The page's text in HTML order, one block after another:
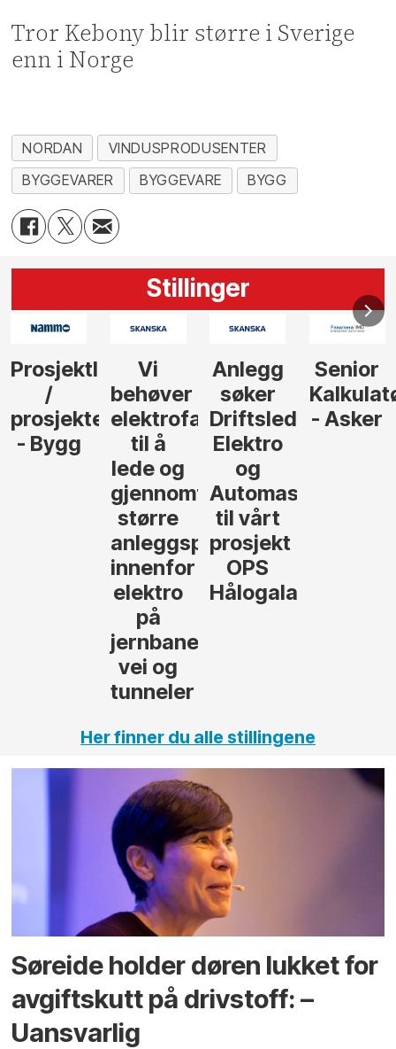
Tror Kebony blir større i Sverige
enn i Norge
NORDAN
VINDUSPRODUSENTER
BYGGEVARER
BYGGEVARE BYGG
Stillinger
Anlegg
søker
Driftsleder
Elektro
Automasjon
Hålogalandsvegen
Senior
Kalkulatør
- Asker
Senior
Tilbudsleder
Anlegg
- Oslo
Her finner du alle stillingene
Søreide holder døren lukket for
avgiftskutt på drivstoff: –
Uansvarlig